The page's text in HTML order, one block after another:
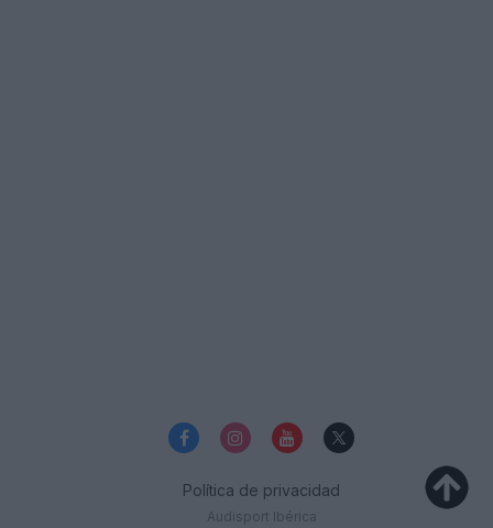
Política de privacidad
Audisport Ibérica